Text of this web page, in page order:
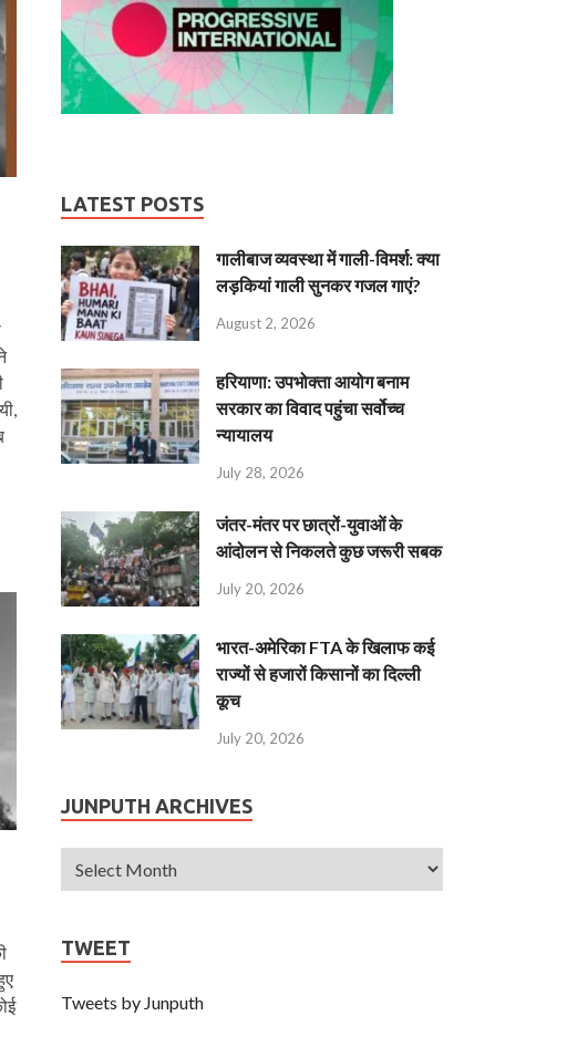
LATEST POSTS
गालीबाज व्‍यवस्‍था में गाली-विमर्श: क्या
लड़कियां गाली सुनकर गजल गाएं?
August 2, 2026
हरियाणा: उपभोक्ता आयोग बनाम
सरकार का विवाद पहुंचा सर्वोच्च
न्यायालय
July 28, 2026
जंतर-मंतर पर छात्रों-युवाओं के
आंदोलन से निकलते कुछ जरूरी सबक
July 20, 2026
भारत-अमेरिका FTA के खिलाफ कई
राज्यों से हजारों किसानों का दिल्ली
कूच
July 20, 2026
JUNPUTH ARCHIVES
TWEET
Tweets by Junputh